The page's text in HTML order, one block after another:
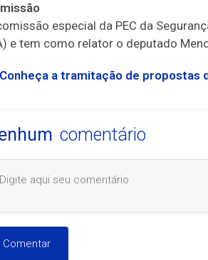
especial da PEC da
e tem como relator o deputado
Conheça a tramitação de propostas
comentário
Comentar